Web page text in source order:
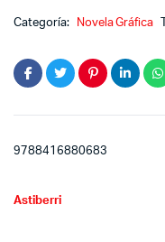
Categoría: Novela Gráfica
9788416880683
Astiberri